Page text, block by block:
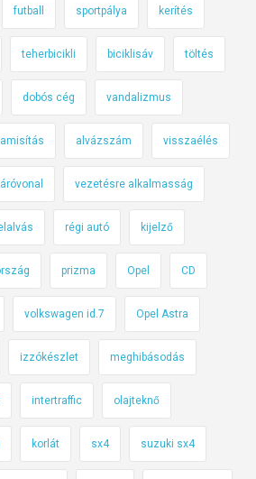
futball sportpálya kerítés
teherbicikli biciklisáv töltés
dobós cég vandalizmus
alvázszám visszaélés
vezetésre alkalmasság
régi autó kijelző
prizma Opel CD
volkswagen id.7 Opel Astra
izzókészlet meghibásodás
intertraffic olajteknő
korlát sx4 suzuki sx4